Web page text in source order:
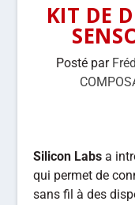
KIT DE
Posté par
Silicon Labs a
qui permet de
sans fil à des